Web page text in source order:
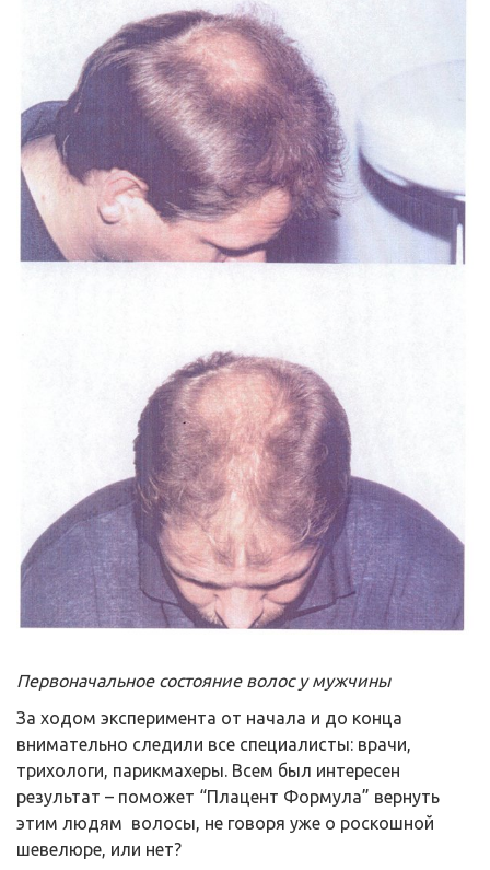
Первоначальное состояние волос у мужчины
За ходом эксперимента от начала и до конца
внимательно следили все специалисты: врачи,
трихологи, парикмахеры. Всем был интересен
результат – поможет “Плацент Формула” вернуть
этим людям волосы, не говоря уже о роскошной
шевелюре, или нет?